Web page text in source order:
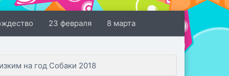
23 февраля 8 марта
на год Собаки 2018